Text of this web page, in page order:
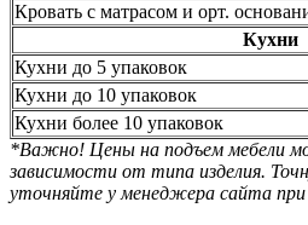
Кровать с матрасом и орт.
Кухни
Кухни до 5 упаковок
Кухни до 10 упаковок
Кухни более 10 упаковок
*Важно! Цены на подъем мебели
зависимости от типа изделия.
уточняйте у менеджера сайта при